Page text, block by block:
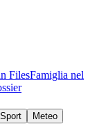
FilesFamiglia nel
Sport
Meteo